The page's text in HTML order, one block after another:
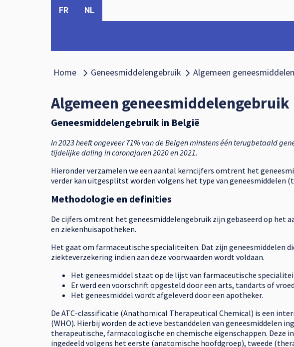
FR NL
Home Alle thema's
Geneesmiddelengebruik Alle thema's binnen
Algemeen
Algemeen geneesmiddelengebruik
Geneesmiddelengebruik in België
In 2023 heeft ongeveer 71% van de Belgen minstens één terugbetaald
tijdelijke daling in coronajaren 2020 en 2021.
Hieronder verzamelen we een aantal kerncijfers omtrent het
verder kan uitgesplitst worden volgens het type van geneesmiddelen
Methodologie en definities
De cijfers omtrent het geneesmiddelengebruik zijn gebaseerd op het
en ziekenhuisapotheken.
Het gaat om farmaceutische specialiteiten. Dat zijn geneesmiddelen
ziekteverzekering indien aan deze voorwaarden wordt voldaan.
Het geneesmiddel staat op de lijst van farmaceutische
Er werd een voorschrift opgesteld door een arts, tandarts of
Het geneesmiddel wordt afgeleverd door een apotheker.
De ATC-classificatie (Anathomical Therapeutical Chemical) is een
(WHO). Hierbij worden de actieve bestanddelen van geneesmiddelen
therapeutische, farmacologische en chemische eigenschappen. Deze
ingedeeld volgens het eerste (anatomische hoofdgroep), tweede